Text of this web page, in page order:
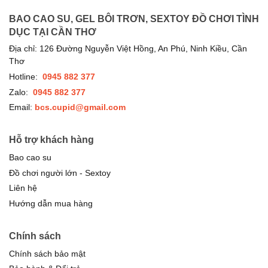
BAO CAO SU, GEL BÔI TRƠN, SEXTOY ĐỒ CHƠI TÌNH
DỤC TẠI CẦN THƠ
Địa chỉ: 126 Đường Nguyễn Việt Hồng, An Phú, Ninh Kiều, Cần
Thơ
Hotline: 0945 882 377
Zalo: 0945 882 377
Email: bcs.cupid@gmail.com
Hỗ trợ khách hàng
Bao cao su
Đồ chơi người lớn - Sextoy
Liên hệ
Hướng dẫn mua hàng
Chính sách
Chính sách bảo mật